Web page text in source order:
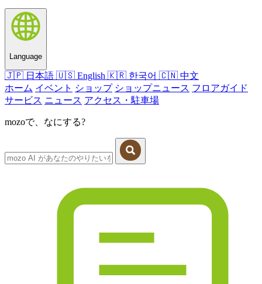
Language
🇯🇵 日本語 🇺🇸 English 🇰🇷 한국어 🇨🇳 中文
ホーム イベント ショップ ショップニュース フロアガイド
サービス ニュース アクセス・駐車場
mozoで、なにする?